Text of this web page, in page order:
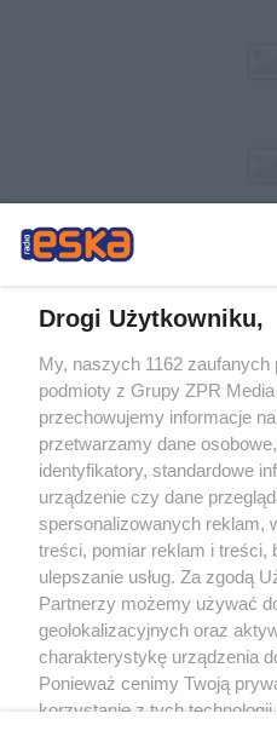
Żaden utwór zamieszczony w
rozpowszechniany lub dalej
tym także elektroniczny lub
eksploatacji w jakiejkolwiek formie,
bez pisemnej zgody właściciela praw.
wykorzystanie utworów w całości lub
bez właściwej zgody, jest zabronione
prawnie.
O
Drogi Użytkowniku,
My, naszych 1162 zaufanych
podmioty z Grupy ZPR
przechowujemy informacje
przetwarzamy dane
identyfikatory, standardowe
urządzenie czy dane
spersonalizowanych reklam,
treści, pomiar reklam i treści,
ulepszanie usług. Za zgodą
Partnerzy możemy używać
geolokalizacyjnych oraz
charakterystykę urządzenia
Ponieważ cenimy Twoją
korzystanie z tych